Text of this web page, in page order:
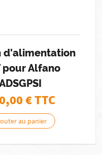
d'alimentation
pour Alfano
€ TTC
au panier